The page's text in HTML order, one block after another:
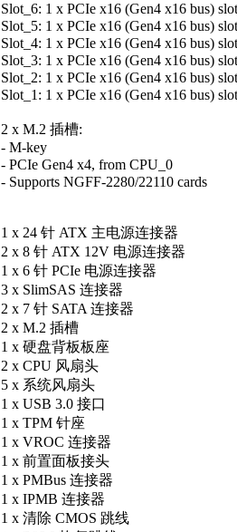
Slot_6: 1 x PCIe x16 (Gen4 x16 bus)
Slot_5: 1 x PCIe x16 (Gen4 x16 bus)
Slot_4: 1 x PCIe x16 (Gen4 x16 bus)
Slot_3: 1 x PCIe x16 (Gen4 x16 bus)
Slot_2: 1 x PCIe x16 (Gen4 x16 bus)
Slot_1: 1 x PCIe x16 (Gen4 x16 bus)
2 x M.2 插槽:
- M-key
- PCIe Gen4 x4, from CPU_0
- Supports NGFF-2280/22110 cards
1 x 24 针 ATX 主电源连接器
2 x 8 针 ATX 12V 电源连接器
1 x 6 针 PCIe 电源连接器
3 x SlimSAS 连接器
2 x 7 针 SATA 连接器
2 x M.2 插槽
1 x 硬盘背板板座
2 x CPU 风扇头
5 x 系统风扇头
1 x USB 3.0 接口
1 x TPM 针座
1 x VROC 连接器
1 x 前置面板接头
1 x PMBus 连接器
1 x IPMB 连接器
1 x 清除 CMOS 跳线